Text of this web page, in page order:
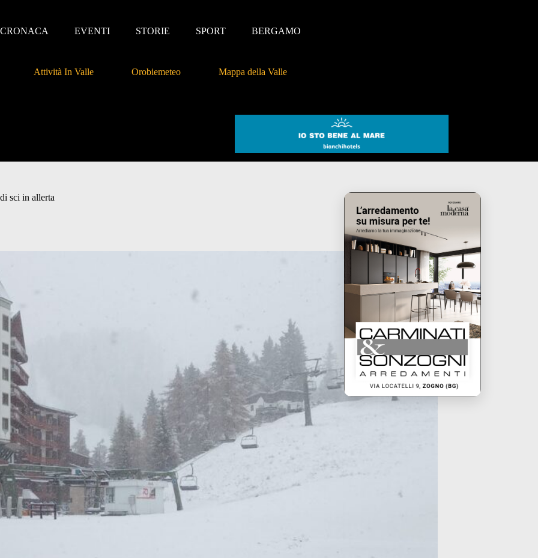
CRONACA EVENTI STORIE SPORT BERGAMO
Attività In Valle Orobiemeteo Mappa della Valle
sci in allerta